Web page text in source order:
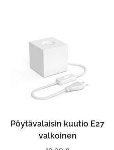
Pöytävalaisin kuutio E27
valkoinen